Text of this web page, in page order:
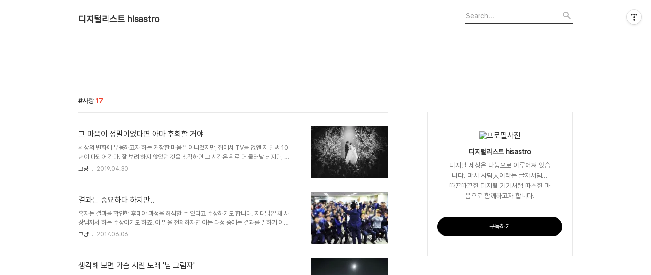
디지털리스트 hisastro
사랑 17
그 마음이 정말이었다면 아마 후회할 거야
세상의 변화에 부응하고자 하는 거창한 마음은 아니었지만, 집에서 TV를 없앤 지 벌써 10
년이 다되어 간다. 잘 보려 하지 않았던 것을 생각하면 그 시간은 뒤로 더 물러날 테지만, 어
쨌든 세상은 변하고 있고, 그것이 생각과 판단에 영향을 끼쳤을 것이라는 사실 또한 부인할
지금까지도. TV 방송이란 것이 독점적 위치를 점유하고, 사람들의 이목을 집중시킨 그 시
간이 (인간 수명이 지닌 한계에 비춰) 결코 짧지 않은 역사를 지니고 있으니, 어쩌..
그냥 2019.04.30
결과는 중요하다 하지만...
혹자는 결과를 확인한 후에야 과정을 해석할 수 있다고 주장하기도 합니다. 지대넓얕 채 사
장님께서 하는 주장이기도 하죠. 이 말을 전제하자면 이는 과정 중에는 결과를 말하기 어렵
다는 것을 뜻하는 것이기도 합니다. 물론 예측을 하지 않는 건 아니지만 그렇게 예측을 내놓
대통령 선거가 끝이 난지 한 달 가까이 지났습니다. 선거가 끝나기 무섭게 많은 사람들은 당
그냥 2017.06.06
생각해 보면 가슴 시린 노래 '님 그림자'
디지털리스트 hisastro
디지털 세상은 나눔으로 이루어져 있습
니다. 마치 사람人이라는 글자처럼...
따끈따끈한 디지털 기기처럼 따스한 마
음으로 함께하고자 합니다.
구독하기